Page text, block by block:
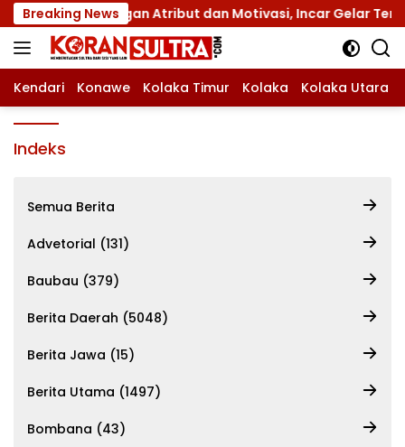
Langsung
ke
konten
Breaking News
XII dengan Atribut dan Motivasi, Incar Gelar Terbaik
Kendari Konawe Kolaka Timur Kolaka Kolaka Utara
Indeks
Semua Berita
Advetorial (131)
Baubau (379)
Berita Daerah (5048)
Berita Jawa (15)
Berita Utama (1497)
Bombana (43)